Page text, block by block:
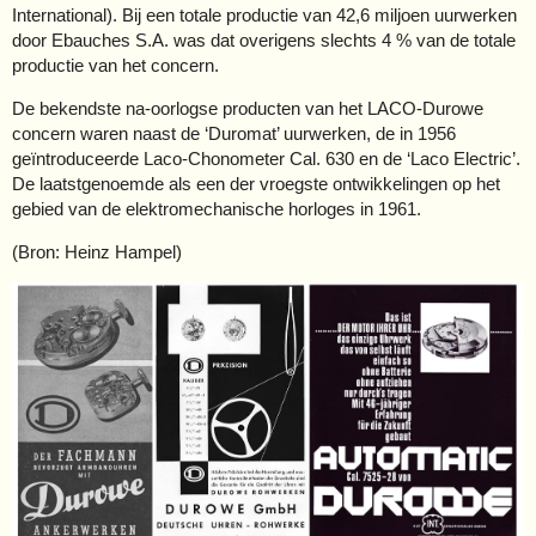
International). Bij een totale productie van 42,6 miljoen uurwerken
door Ebauches S.A. was dat overigens slechts 4 % van de totale
productie van het concern.
De bekendste na-oorlogse producten van het LACO-Durowe
concern waren naast de ‘Duromat’ uurwerken, de in 1956
geïntroduceerde Laco-Chonometer Cal. 630 en de ‘Laco Electric’.
De laatstgenoemde als een der vroegste ontwikkelingen op het
gebied van de elektromechanische horloges in 1961.
(Bron: Heinz Hampel)